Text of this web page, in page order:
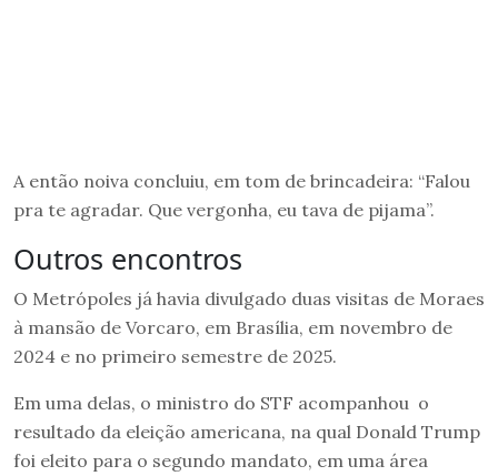
A então noiva concluiu, em tom de brincadeira: “Falou
pra te agradar. Que vergonha, eu tava de pijama”.
Outros encontros
O Metrópoles já havia divulgado duas visitas de Moraes
à mansão de Vorcaro, em Brasília, em novembro de
2024 e no primeiro semestre de 2025.
Em uma delas, o ministro do STF acompanhou o
resultado da eleição americana, na qual Donald Trump
foi eleito para o segundo mandato, em uma área